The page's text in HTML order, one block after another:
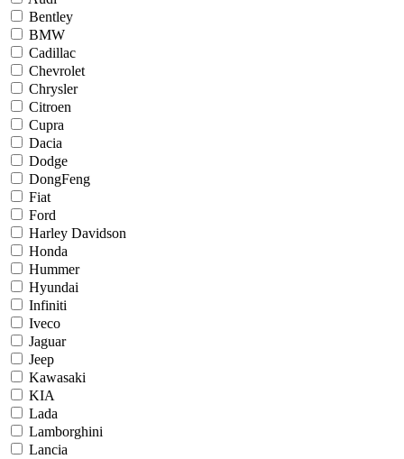
Bentley
BMW
Cadillac
Chevrolet
Chrysler
Citroen
Cupra
Dacia
Dodge
DongFeng
Fiat
Ford
Harley Davidson
Honda
Hummer
Hyundai
Infiniti
Iveco
Jaguar
Jeep
Kawasaki
KIA
Lada
Lamborghini
Lancia